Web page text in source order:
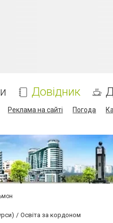
Довідник
Реклама на сайті Погода
Освіта за кордоном